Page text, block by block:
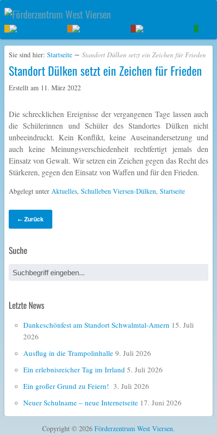
Sie sind hier: Startseite ∼ Standort Dülken setzt ein Zeichen für Frieden
Standort Dülken setzt ein Zeichen für Frieden
Erstellt am 11. März 2022
Die schrecklichen Ereignisse der vergangenen Tage lassen auch
die Schülerinnen und Schüler des Standortes Dülken nicht
unbeeindruckt. Kein Konflikt, keine Auseinandersetzung und
auch keine Meinungsverschiedenheit rechtfertigt jemals den
Einsatz von Gewalt. Wir setzen ein Zeichen gegen das Recht des
Stärkeren, gegen den Einsatz von Waffen und für den Frieden.
Abgelegt unter Aktuelles, Schulleben Viersen-Dülken, Startseite
← Zurück
Suche
Letzte News
Dankeschönfest am Standort Schwalmtal-Amern 15. Juli
2026
Ausflug in die Trampolinhalle 9. Juli 2026
Ein erlebnisreicher Tag im Irrland 5. Juli 2026
Ein großer Grund zu Feiern! 3. Juli 2026
Neuer Schulname – neue Internetseite 17. Juni 2026
Copyright © 2026 Förderzentrum West Viersen.